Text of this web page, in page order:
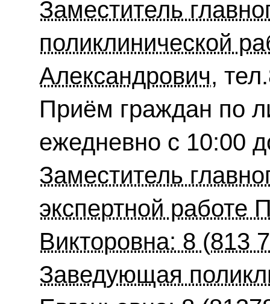
Заместитель
поликлинической
Александрович,
Приём граждан по
ежедневно с 10:00
Заместитель
экспертной работе
Викторовна: 8 (813
Заведующая